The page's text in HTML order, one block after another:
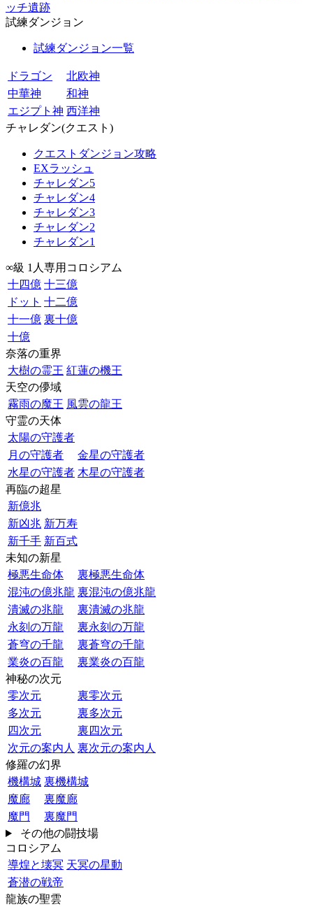
ッチ遺跡
試練ダンジョン
試練ダンジョン一覧
ドラゴン
北欧神
中華神
和神
エジプト神 西洋神
チャレダン(クエスト)
クエストダンジョン攻略
EXラッシュ
チャレダン5
チャレダン4
チャレダン3
チャレダン2
チャレダン1
∞級 1人専用コロシアム
十四億 十三億
ドット 十二億
十一億 裏十億
十億
奈落の重界
大樹の霊王 紅蓮の機王
天空の儚域
霧雨の魔王 風雲の龍王
守霊の天体
太陽の守護者
月の守護者
金星の守護者
水星の守護者 木星の守護者
再臨の超星
新億兆
新凶兆 新万寿
新千手 新百式
未知の新星
極悪生命体
裏極悪生命体
混沌の億兆龍 裏混沌の億兆龍
潰滅の兆龍
裏潰滅の兆龍
永刻の万龍
裏永刻の万龍
蒼穹の千龍
裏蒼穹の千龍
業炎の百龍
裏業炎の百龍
神秘の次元
零次元
裏零次元
多次元
裏多次元
四次元
裏四次元
次元の案内人 裏次元の案内人
修羅の幻界
機構城 裏機構城
魔廊
裏魔廊
魔門
裏魔門
その他の闘技場
コロシアム
導煌と壊冥 天冥の星動
蒼潜の戦帝
龍族の聖雲